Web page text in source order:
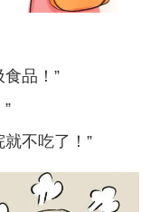
品！”
不吃了！”